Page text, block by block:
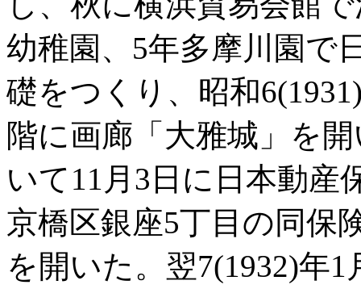
幼稚園、5年多摩川園で
礎をつくり、昭和
階に画廊「大雅城」を
いて11月3日に日本動産
京橋区銀座5丁目の同保
を開いた。翌7(1932)年